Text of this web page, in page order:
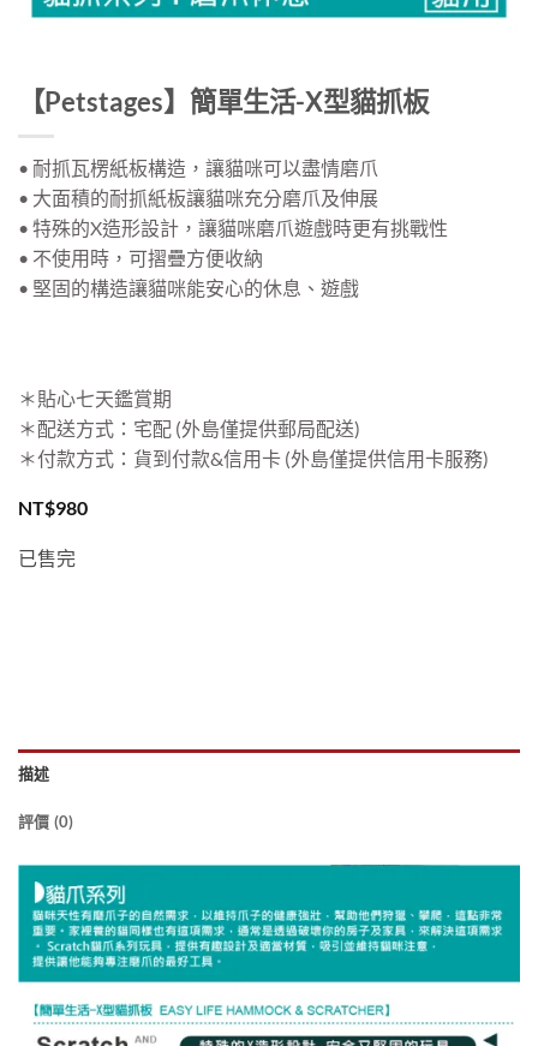
【Petstages】簡單生活-X型貓抓板
• 耐抓瓦楞紙板構造，讓貓咪可以盡情磨爪
• 大面積的耐抓紙板讓貓咪充分磨爪及伸展
• 特殊的X造形設計，讓貓咪磨爪遊戲時更有挑戰性
• 不使用時，可摺疊方便收納
• 堅固的構造讓貓咪能安心的休息、遊戲
＊貼心七天鑑賞期
＊配送方式：宅配 (外島僅提供郵局配送)
＊付款方式：貨到付款&信用卡 (外島僅提供信用卡服務)
NT$980
已售完
描述
評價 (0)